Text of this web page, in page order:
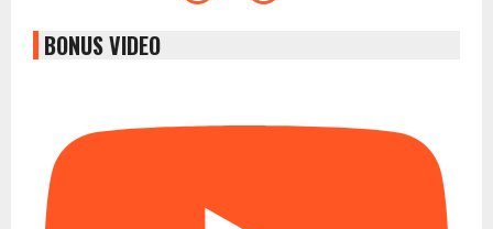
BONUS VIDEO